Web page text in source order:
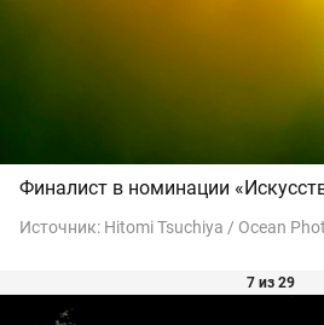
Финалист в номинации
Источник: Hitomi Tsuchiya / Ocean
7 из 29